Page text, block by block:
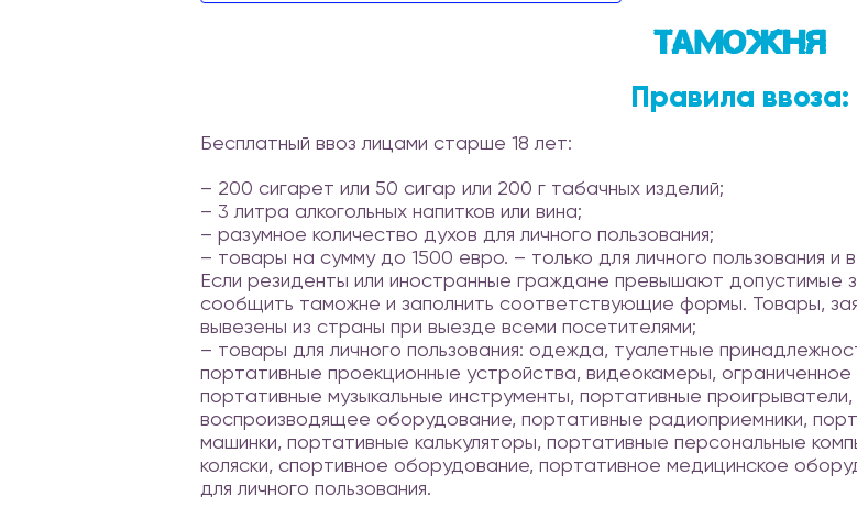
Таможня
Правила ввоза:
Бесплатный ввоз лицами старше 18 лет:
– 200 сигарет или 50 сигар или 200 г табачных изделий;
– 3 литра алкогольных напитков или вина;
– разумное количество духов для личного пользования;
– товары на сумму до 1500 евро. – только для личного пользования и
Если резиденты или иностранные граждане превышают допустимые
сообщить таможне и заполнить соответствующие формы. Товары,
вывезены из страны при выезде всеми посетителями;
– товары для личного пользования: одежда, туалетные
портативные проекционные устройства, видеокамеры,
портативные музыкальные инструменты, портативные
воспроизводящее оборудование, портативные радиоприемники,
машинки, портативные калькуляторы, портативные персональные
коляски, спортивное оборудование, портативное медицинское
для личного пользования.